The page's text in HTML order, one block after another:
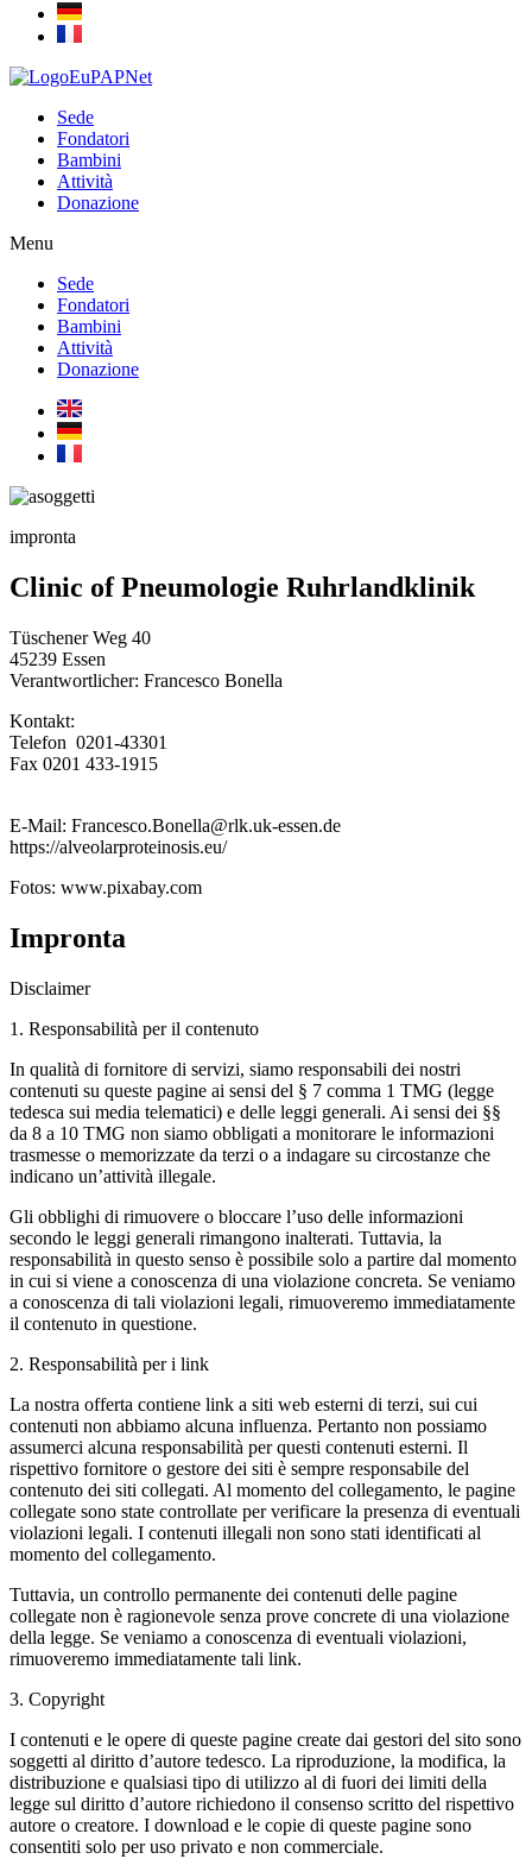
Sede
Fondatori
Bambini
Attività
Donazione
Menu
Sede
Fondatori
Bambini
Attività
Donazione
impronta
Clinic of Pneumologie Ruhrlandklinik
Tüschener Weg 40
45239 Essen
Verantwortlicher: Francesco Bonella
Kontakt:
Telefon 0201-43301
Fax 0201 433-1915
E-Mail: Francesco.Bonella@rlk.uk-essen.de
https://alveolarproteinosis.eu/
Fotos: www.pixabay.com
Impronta
Disclaimer
1. Responsabilità per il contenuto
In qualità di fornitore di servizi, siamo responsabili dei nostri
contenuti su queste pagine ai sensi del § 7 comma 1 TMG (legge
tedesca sui media telematici) e delle leggi generali. Ai sensi dei §§
da 8 a 10 TMG non siamo obbligati a monitorare le informazioni
trasmesse o memorizzate da terzi o a indagare su circostanze che
indicano un’attività illegale.
Gli obblighi di rimuovere o bloccare l’uso delle informazioni
secondo le leggi generali rimangono inalterati. Tuttavia, la
responsabilità in questo senso è possibile solo a partire dal momento
in cui si viene a conoscenza di una violazione concreta. Se veniamo
a conoscenza di tali violazioni legali, rimuoveremo immediatamente
il contenuto in questione.
2. Responsabilità per i link
La nostra offerta contiene link a siti web esterni di terzi, sui cui
contenuti non abbiamo alcuna influenza. Pertanto non possiamo
assumerci alcuna responsabilità per questi contenuti esterni. Il
rispettivo fornitore o gestore dei siti è sempre responsabile del
contenuto dei siti collegati. Al momento del collegamento, le pagine
collegate sono state controllate per verificare la presenza di eventuali
violazioni legali. I contenuti illegali non sono stati identificati al
momento del collegamento.
Tuttavia, un controllo permanente dei contenuti delle pagine
collegate non è ragionevole senza prove concrete di una violazione
della legge. Se veniamo a conoscenza di eventuali violazioni,
rimuoveremo immediatamente tali link.
3. Copyright
I contenuti e le opere di queste pagine create dai gestori del sito sono
soggetti al diritto d’autore tedesco. La riproduzione, la modifica, la
distribuzione e qualsiasi tipo di utilizzo al di fuori dei limiti della
legge sul diritto d’autore richiedono il consenso scritto del rispettivo
autore o creatore. I download e le copie di queste pagine sono
consentiti solo per uso privato e non commerciale.